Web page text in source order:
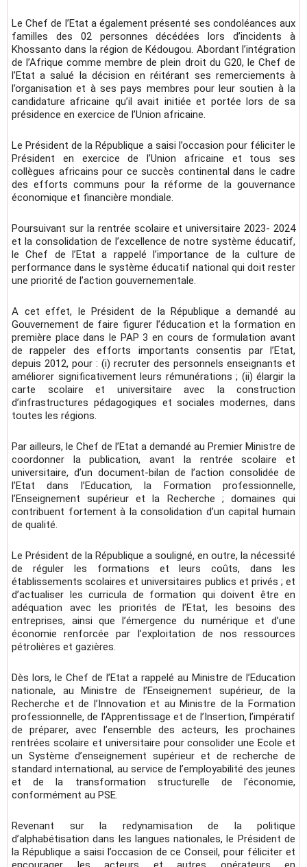
Le Chef de l’Etat a également présenté ses condoléances aux
familles des 02 personnes décédées lors d’incidents à
Khossanto dans la région de Kédougou. Abordant l’intégration
de l’Afrique comme membre de plein droit du G20, le Chef de
l’Etat a salué la décision en réitérant ses remerciements à
l’organisation et à ses pays membres pour leur soutien à la
candidature africaine qu’il avait initiée et portée lors de sa
présidence en exercice de l’Union africaine.
Le Président de la République a saisi l’occasion pour féliciter le
Président en exercice de l’Union africaine et tous ses
collègues africains pour ce succès continental dans le cadre
des efforts communs pour la réforme de la gouvernance
économique et financière mondiale.
Poursuivant sur la rentrée scolaire et universitaire 2023- 2024
et la consolidation de l’excellence de notre système éducatif,
le Chef de l’Etat a rappelé l’importance de la culture de
performance dans le système éducatif national qui doit rester
une priorité de l’action gouvernementale.
A cet effet, le Président de la République a demandé au
Gouvernement de faire figurer l’éducation et la formation en
première place dans le PAP 3 en cours de formulation avant
de rappeler des efforts importants consentis par l’Etat,
depuis 2012, pour : (i) recruter des personnels enseignants et
améliorer significativement leurs rémunérations ; (ii) élargir la
carte scolaire et universitaire avec la construction
d’infrastructures pédagogiques et sociales modernes, dans
toutes les régions.
Par ailleurs, le Chef de l’Etat a demandé au Premier Ministre de
coordonner la publication, avant la rentrée scolaire et
universitaire, d’un document-bilan de l’action consolidée de
l’Etat dans l’Education, la Formation professionnelle,
l’Enseignement supérieur et la Recherche ; domaines qui
contribuent fortement à la consolidation d’un capital humain
de qualité.
Le Président de la République a souligné, en outre, la nécessité
de réguler les formations et leurs coûts, dans les
établissements scolaires et universitaires publics et privés ; et
d’actualiser les curricula de formation qui doivent être en
adéquation avec les priorités de l’Etat, les besoins des
entreprises, ainsi que l’émergence du numérique et d’une
économie renforcée par l’exploitation de nos ressources
pétrolières et gazières.
Dès lors, le Chef de l’Etat a rappelé au Ministre de l’Education
nationale, au Ministre de l’Enseignement supérieur, de la
Recherche et de l’Innovation et au Ministre de la Formation
professionnelle, de l’Apprentissage et de l’Insertion, l’impératif
de préparer, avec l’ensemble des acteurs, les prochaines
rentrées scolaire et universitaire pour consolider une Ecole et
un Système d’enseignement supérieur et de recherche de
standard international, au service de l’employabilité des jeunes
et de la transformation structurelle de l’économie,
conformément au PSE.
Revenant sur la redynamisation de la politique
d’alphabétisation dans les langues nationales, le Président de
la République a saisi l’occasion de ce Conseil, pour féliciter et